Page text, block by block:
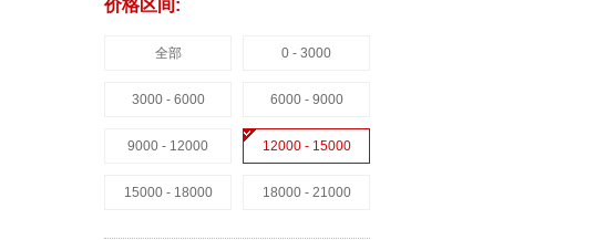
价格区间:
全部 0 - 3000
3000 - 6000 6000 - 9000
9000 - 12000 12000 - 15000
15000 - 18000 18000 - 21000